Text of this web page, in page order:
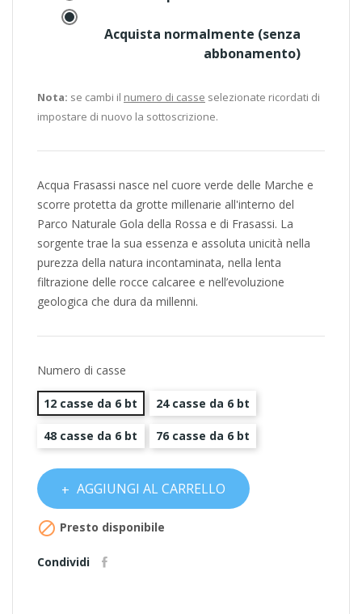
Acquista normalmente (senza
abbonamento)
Nota: se cambi il numero di casse selezionate ricordati di
impostare di nuovo la sottoscrizione.
Acqua Frasassi nasce nel cuore verde delle Marche e
scorre protetta da grotte millenarie all'interno del
Parco Naturale Gola della Rossa e di Frasassi. La
sorgente trae la sua essenza e assoluta unicità nella
purezza della natura incontaminata, nella lenta
filtrazione delle rocce calcaree e nell’evoluzione
geologica che dura da millenni.
Numero di casse
12 casse da 6 bt 24 casse da 6 bt
48 casse da 6 bt 76 casse da 6 bt
AGGIUNGI AL CARRELLO
 Presto disponibile
Condividi